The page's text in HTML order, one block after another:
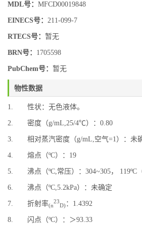
MDL号： MFCD00019848
EINECS号： 211-099-7
RTECS号： 暂无
BRN号： 1705598
PubChem号： 暂无
物性数据
1. 性状：无色液体。
2. 密度（g/mL,25/4℃）：0.80
3. 相对蒸汽密度（g/mL,空气=1）：未
4. 熔点（ºC）：19
5. 沸点（ºC,常压）：304~305， 119ºC（
6. 沸点（ºC,5.2kPa）：未确定
7. 折射率(n
23
D)：1.4392
8. 闪点（ºC）：＞93.33